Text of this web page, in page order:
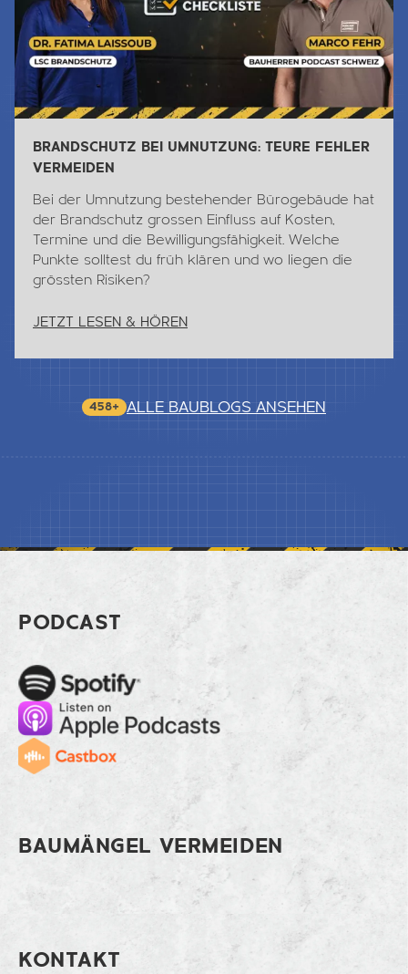
BRANDSCHUTZ BEI UMNUTZUNG: TEURE FEHLER
VERMEIDEN
Bei der Umnutzung bestehender Bürogebäude hat
der Brandschutz grossen Einfluss auf Kosten,
Termine und die Bewilligungsfähigkeit. Welche
Punkte solltest du früh klären und wo liegen die
grössten Risiken?
JETZT LESEN & HÖREN
458+ ALLE BAUBLOGS ANSEHEN
Footer Rasensand: Natürliche Pflege
PODCAST
Spotify
Apple Music
Cast
BAUMÄNGEL VERMEIDEN
KONTAKT